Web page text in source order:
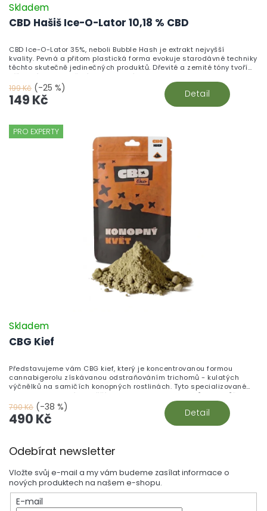
CBD Hašiš Ice-O-Lator 10,18 % CBD
Skladem
199 Kč (-25 %)
149 Kč Detail
CBD Ice-O-Lator 35%, neboli Bubble Hash je extrakt nejvyšší
kvality. Pevná a přitom plastická forma evokuje starodávné techniky
těchto skutečně jedinečných produktů. Dřevité a zemité tóny tvoří
přírodní souhru a činí jej velkolepým.
PRO EXPERTY
CBG Kief
Skladem
790 Kč (-38 %)
490 Kč Detail
Představujeme vám CBG kief, který je koncentrovanou formou
cannabigerolu získávanou odstraňováním trichomů - kulatých
výčnělků na samičích konopných rostlinách. Tyto specializované
struktury obsahují nejvyšší koncentrace kanabinoidů. Kief můžete
získat pomocí tříkomorové drtičky nebo profesionální extrakcí za
použití suchého ledu.
Odebírat newsletter
Vložte svůj e-mail a my vám budeme zasílat informace o
nových produktech na našem e-shopu.
E-mail